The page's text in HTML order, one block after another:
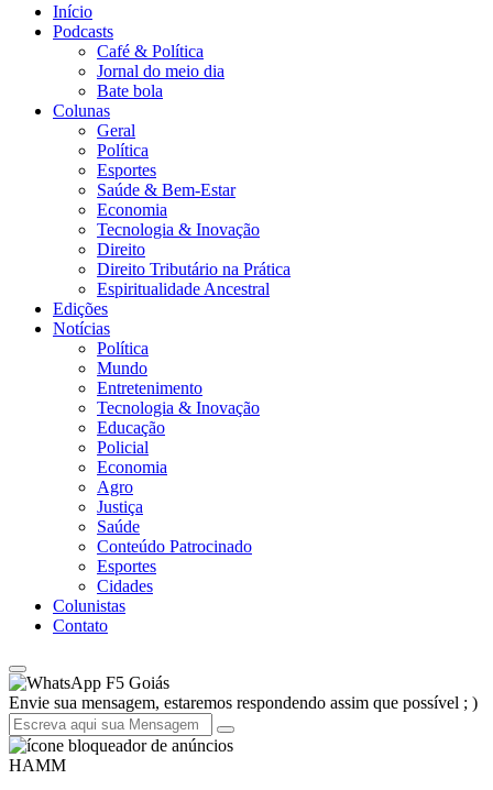
Início
Podcasts
Café & Política
Jornal do meio dia
Bate bola
Colunas
Geral
Política
Esportes
Saúde & Bem-Estar
Economia
Tecnologia & Inovação
Direito
Direito Tributário na Prática
Espiritualidade Ancestral
Edições
Notícias
Política
Mundo
Entretenimento
Tecnologia & Inovação
Educação
Policial
Economia
Agro
Justiça
Saúde
Conteúdo Patrocinado
Esportes
Cidades
Colunistas
Contato
F5 Goiás
Envie sua mensagem, estaremos respondendo assim que possível ; )
HAMM